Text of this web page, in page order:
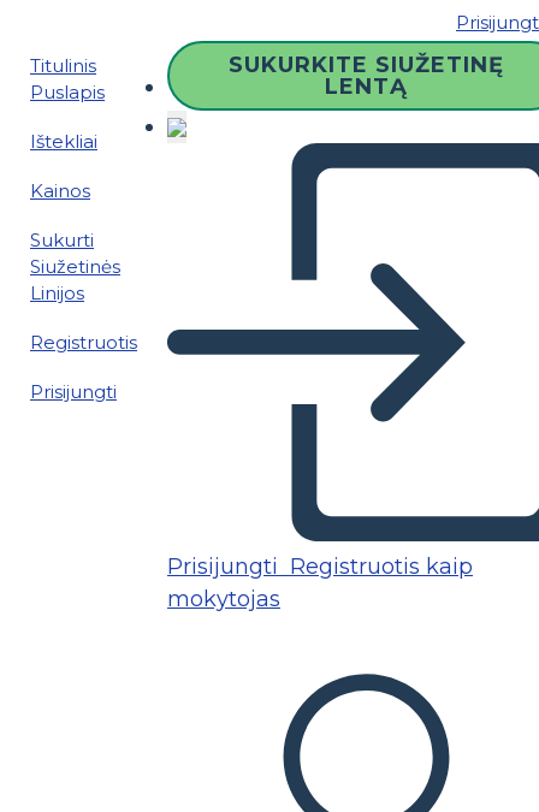
Titulinis
Puslapis
Ištekliai
Kainos
Sukurti
Siužetinės
Linijos
Registruotis
Prisijungti
SUKURKITE SIUŽETINĘ
LENTĄ
Prisijungti Registruotis kaip
mokytojas